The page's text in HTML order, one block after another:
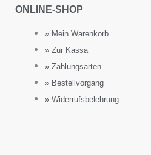
ONLINE-SHOP
» Mein Warenkorb
» Zur Kassa
» Zahlungsarten
» Bestellvorgang
» Widerrufsbelehrung